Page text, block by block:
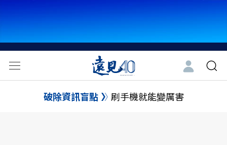
破除資訊盲點 刷手機就能變厲害